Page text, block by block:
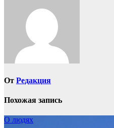
От Редакция
Похожая запись
О людях